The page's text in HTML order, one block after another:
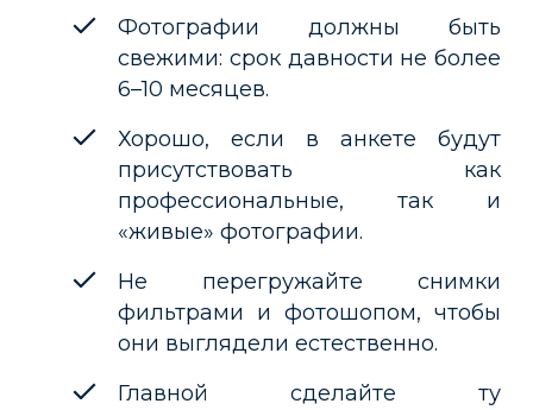
Фотографии должны быть
свежими: срок давности не более
6–10 месяцев.
Хорошо, если в анкете будут
присутствовать как
профессиональные, так и
«живые» фотографии.
Не перегружайте снимки
фильтрами и фотошопом, чтобы
они выглядели естественно.
Главной сделайте ту